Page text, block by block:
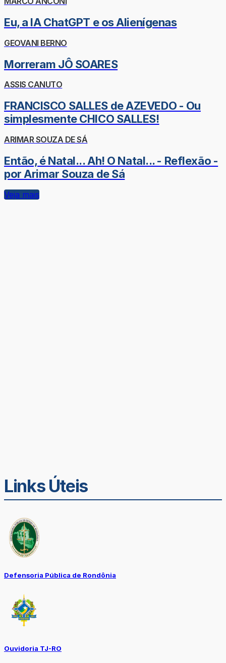
Eu, a IA ChatGPT e os Alienígenas
GEOVANI BERNO
Morreram JÔ SOARES
ASSIS CANUTO
FRANCISCO SALLES de AZEVEDO - Ou
simplesmente CHICO SALLES!
ARIMAR SOUZA DE SÁ
Então, é Natal... Ah! O Natal... - Reflexão -
por Arimar Souza de Sá
Veja mais
Links Úteis
Defensoria Pública de Rondônia
Ouvidoria TJ-RO